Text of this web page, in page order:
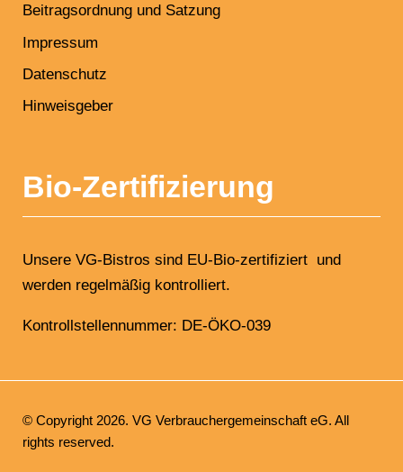
Beitragsordnung und Satzung
Impressum
Datenschutz
Hinweisgeber
Bio-Zertifizierung
Unsere VG-Bistros sind EU-Bio-zertifiziert und
werden regelmäßig kontrolliert.
Kontrollstellennummer: DE-ÖKO-039
© Copyright 2026. VG Verbrauchergemeinschaft eG. All
rights reserved.